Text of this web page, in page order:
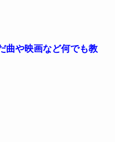
曲や映画など何でも教